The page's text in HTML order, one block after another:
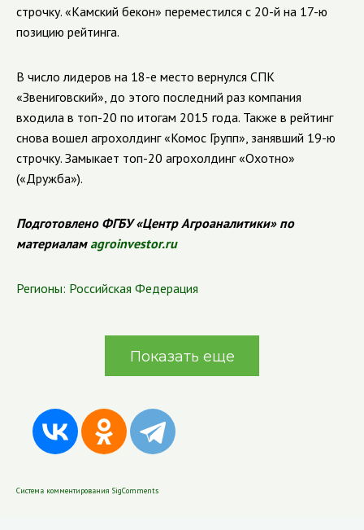
строчку. «Камский бекон» переместился с 20-й на 17-ю
позицию рейтинга.
В число лидеров на 18-е место вернулся СПК
«Звениговский», до этого последний раз компания
входила в топ-20 по итогам 2015 года. Также в рейтинг
снова вошел агрохолдинг «Комос Групп», занявший 19-ю
строчку. Замыкает топ-20 агрохолдинг «Охотно»
(«Дружба»).
Подготовлено ФГБУ «Центр Агроаналитики» по
материаламagroinvestor.ru
Регионы: Российская Федерация
Показать еще
Система комментирования SigComments